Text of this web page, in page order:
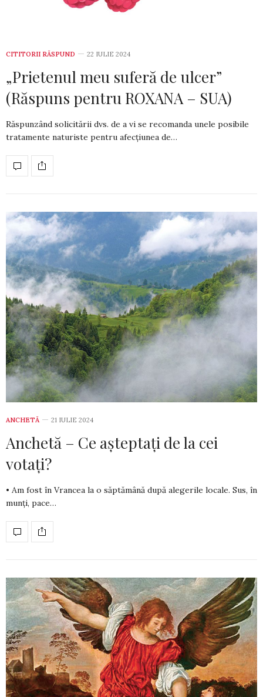
CITITORII RĂSPUND 22 IULIE 2024
„Prietenul meu suferă de ulcer”
(Răspuns pentru ROXANA – SUA)
Răspunzând solicitării dvs. de a vi se recoman­da unele posibile
tratamente naturiste pentru afec­țiunea de…
ANCHETĂ 21 IULIE 2024
Anchetă – Ce așteptați de la cei
votați?
• Am fost în Vrancea la o săptămână după alegerile locale. Sus, în
munți, pace…